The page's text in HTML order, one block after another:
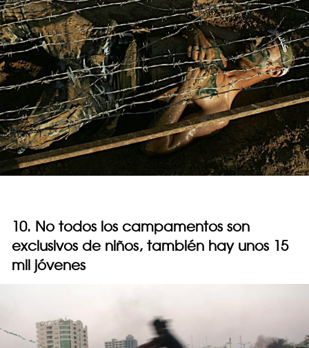
10. No todos los campamentos son
exclusivos de niños, también hay unos 15
mil jóvenes